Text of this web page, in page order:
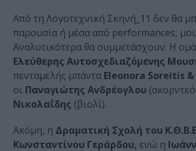
Από τη Λογοτεχνική Σκηνή_11 δεν θα
παρουσία ή μέσα από performances,
Αναλυτικότερα θα συμμετάσχουν: Η
Ελεύθερης Αυτοσχεδιαζόμενης
πενταμελής μπάντα Eleonora Soreitis
οι Παναγιώτης Ανδρέογλου
Νικολαΐδης (βιολί).
Ακόμη, η Δραματική Σχολή του Κ.Θ.Β.Ε
Κωνσταντίνου Γεράρδου, ενώ η